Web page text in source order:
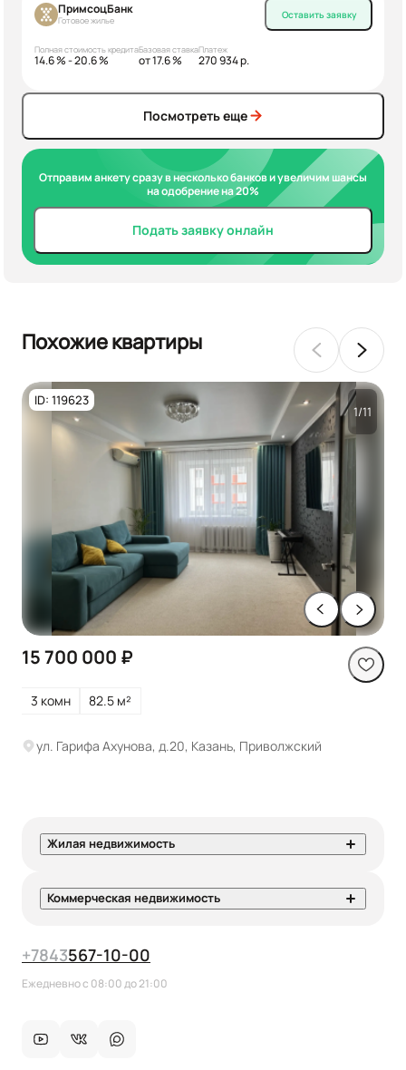
ПримсоцБанк
Готовое жилье
Полная стоимость кредита
14.6 % - 20.6 %
Базовая ставка
от 17.6 %
Платеж
270 934 р.
Оставить заявку
Посмотреть еще
Отправим анкету сразу в несколько банков и увеличим шансы
на одобрение на 20%
Подать заявку онлайн
Похожие квартиры
ID: 119623
1/11
15 700 000 ₽
3 комн 82.5 м²
ул. Гарифа Ахунова, д.20, Казань, Приволжский
Жилая недвижимость
Коммерческая недвижимость
+7843567-10-00
Ежедневно с 08:00 до 21:00